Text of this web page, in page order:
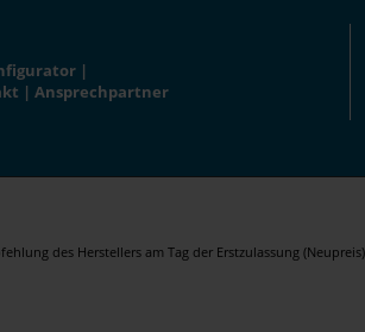
|
|Ansprechpartner
des Herstellers am Tag der Erstzulassung